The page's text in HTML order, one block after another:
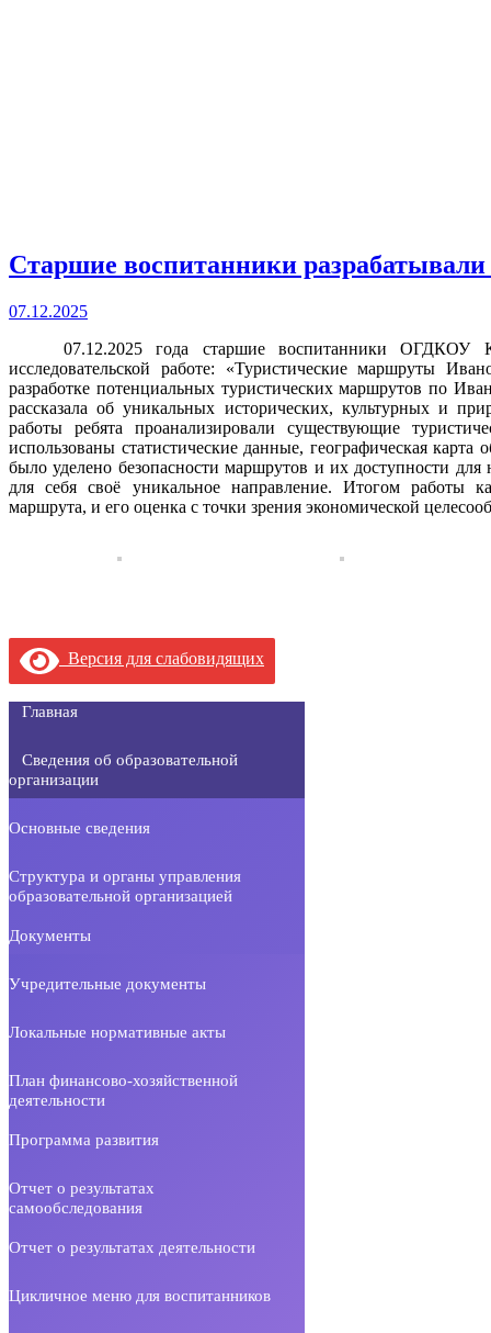
Старшие воспитанники
07.12.2025
07.12.2025 года старшие воспитанники ОГДКОУ
исследовательской работе: «Туристические маршруты
разработке потенциальных туристических маршрутов по
рассказала об уникальных исторических, культурных и
работы ребята проанализировали существующие
использованы статистические данные, географическая
было уделено безопасности маршрутов и их доступности
для себя своё уникальное направление. Итогом работы
маршрута, и его оценка с точки зрения экономической
Версия для слабовидящих
Главная
Сведения об образовательной
организации
Основные сведения
Структура и органы управления
образовательной организацией
Документы
Учредительные документы
Локальные нормативные акты
План финансово-хозяйственной
деятельности
Программа развития
Отчет о результатах
самообследования
Отчет о результатах деятельности
Цикличное меню для воспитанников